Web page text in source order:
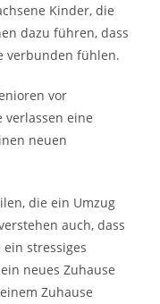
Kinder, die
dazu führen, dass
verbunden fühlen.
vor
verlassen eine
neuen
die ein Umzug
auch, dass
stressiges
neues Zuhause
Zuhause